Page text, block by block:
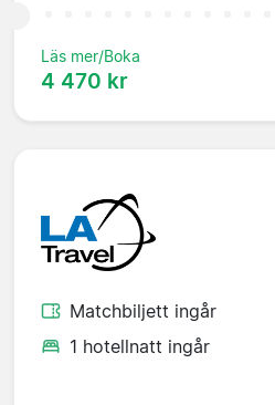
Läs mer/Boka
4 470 kr
Matchbiljett ingår
1 hotellnatt ingår